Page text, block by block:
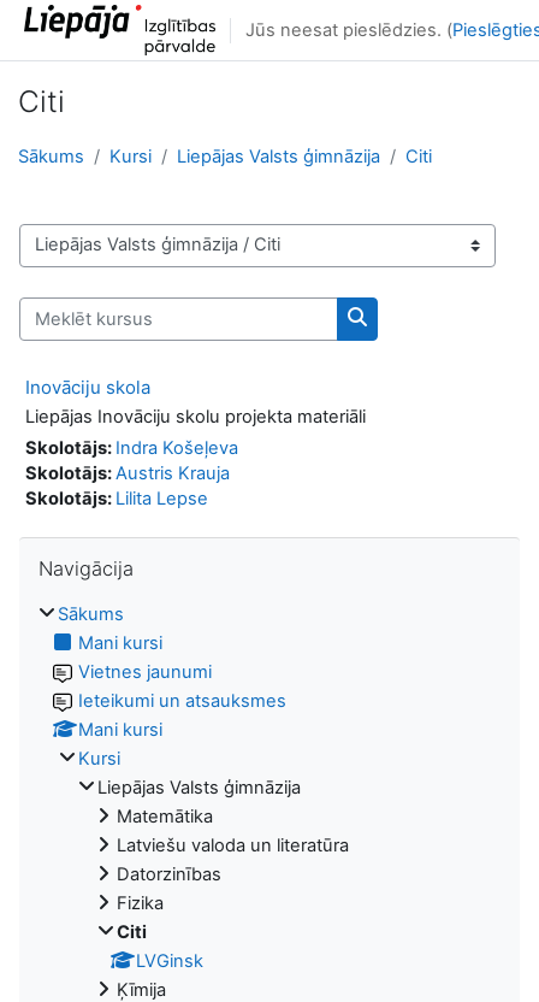
Atvērt galveno saturu
Jūs neesat pieslēdzies. (
Citi
Sākums Kursi Liepājas Valsts ģimnāzija Citi
Kursu kategorijas
Meklēt kursus
Meklēt kursus
Inovāciju skola
Liepājas Inovāciju skolu projekta materiāli
Skolotājs: Indra Košeļeva
Skolotājs:Austris Krauja
Skolotājs: Lilita Lepse
Navigācija
Sākums
Mani kursi
Vietnes jaunumi
Ieteikumi un atsauksmes
Mani kursi
Kursi
Liepājas Valsts ģimnāzija
Matemātika
Latviešu valoda un literatūra
Datorzinības
Fizika
Citi
LVGinsk
Ķīmija